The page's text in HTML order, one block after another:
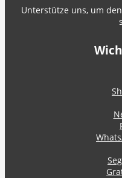
Unterstütze uns, um